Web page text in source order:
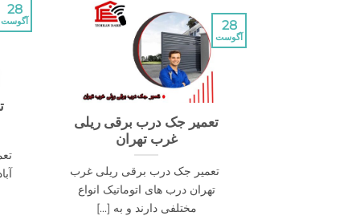
28
آگوست
تعمیر جک درب برقی ریلی
غرب تهران
تعمیر جک درب برقی ریلی غرب
تهران درب های اتوماتیک انواع
مختلفی دارند و به [...]
28
آگوست